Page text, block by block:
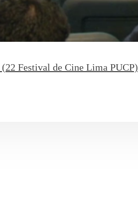
Festival de Cine Lima PUCP)